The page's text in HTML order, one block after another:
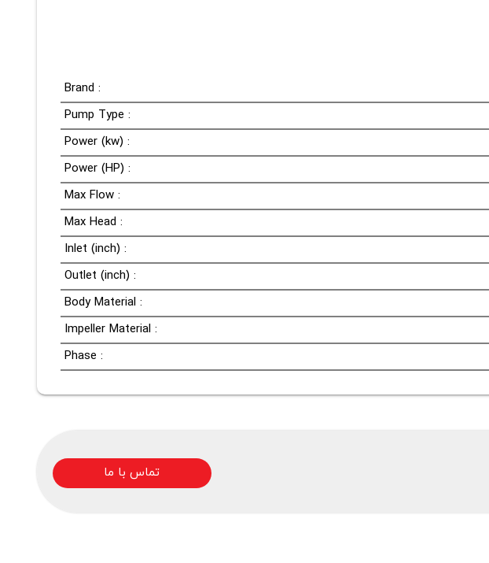
Brand :
Pump Type :
Power (kw) :
Power (HP) :
Max Flow :
Max Head :
Inlet (inch) :
Outlet (inch) :
Body Material :
Impeller Material :
Phase :
تماس با ما